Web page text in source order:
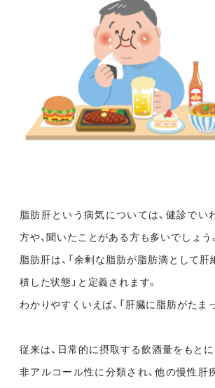
脂肪肝という病気については、健診でい
方や、聞いたことがある方も多いでしょう。
脂肪肝は、「余剰な脂肪が脂肪滴として
積した状態」と定義されます。
わかりやすくいえば、「肝臓に脂肪がたま
従来は、日常的に摂取する飲酒量をもとに
非アルコール性に分類され、他の慢性肝